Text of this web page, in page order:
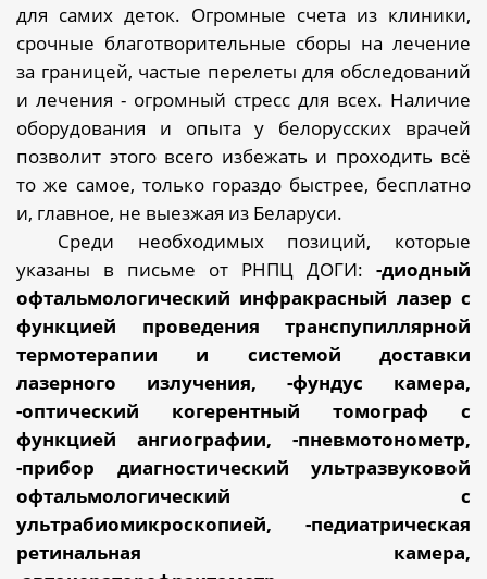
для самих деток. Огромные счета из клиники,
срочные благотворительные сборы на лечение
за границей, частые перелеты для обследований
и лечения - огромный стресс для всех. Наличие
оборудования и опыта у белорусских врачей
позволит этого всего избежать и проходить всё
то же самое, только гораздо быстрее, бесплатно
и, главное, не выезжая из Беларуси.
Среди необходимых позиций, которые
указаны в письме от РНПЦ ДОГИ: -диодный
офтальмологический инфракрасный лазер с
функцией проведения транспупиллярной
термотерапии и системой доставки
лазерного излучения, -фундус камера,
-оптический когерентный томограф с
функцией ангиографии, -пневмотонометр,
-прибор диагностический ультразвуковой
офтальмологический с
ультрабиомикроскопией, -педиатрическая
ретинальная камера,